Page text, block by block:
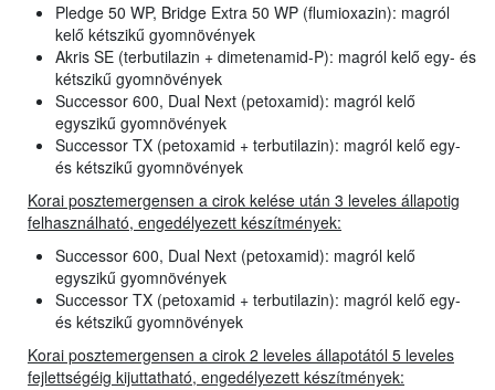
Pledge 50 WP, Bridge Extra 50 WP (flumioxazin): magról
kelő kétszikű gyomnövények
Akris SE (terbutilazin + dimetenamid-P): magról kelő egy- és
kétszikű gyomnövények
Successor 600, Dual Next (petoxamid): magról kelő
egyszikű gyomnövények
Successor TX (petoxamid + terbutilazin): magról kelő egy-
és kétszikű gyomnövények
Korai posztemergensen a cirok kelése után 3 leveles állapotig
felhasználható, engedélyezett készítmények:
Successor 600, Dual Next (petoxamid): magról kelő
egyszikű gyomnövények
Successor TX (petoxamid + terbutilazin): magról kelő egy-
és kétszikű gyomnövények
Korai posztemergensen a cirok 2 leveles állapotától 5 leveles
fejlettségéig kijuttatható, engedélyezett készítmények: